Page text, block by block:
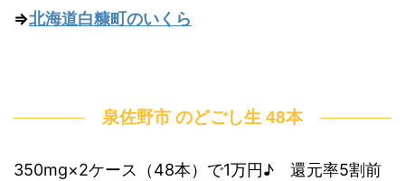
⇒北海道白糠町のいくら
泉佐野市 のどごし生 48本
350mg×2ケース（48本）で1万円♪ 還元率5割前